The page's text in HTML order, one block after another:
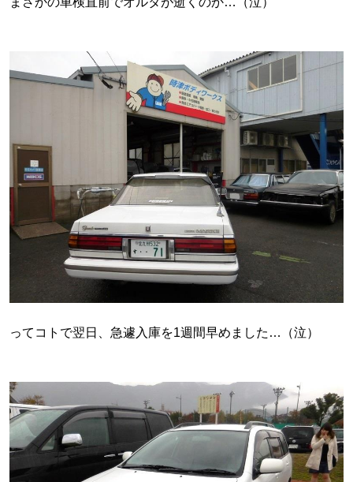
ってコトで翌日、急遽入庫を1週間早めました…（泣）